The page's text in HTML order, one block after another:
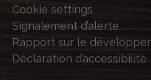
Cookie settings
Signalement d’alerte
Rapport sur le
Déclaration d’accessibilité